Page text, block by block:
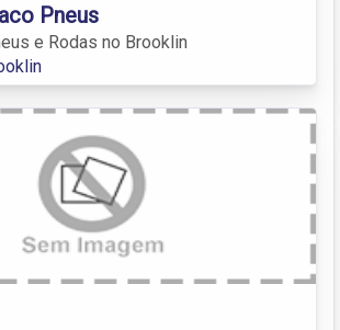
Pneus
e Rodas no Brooklin